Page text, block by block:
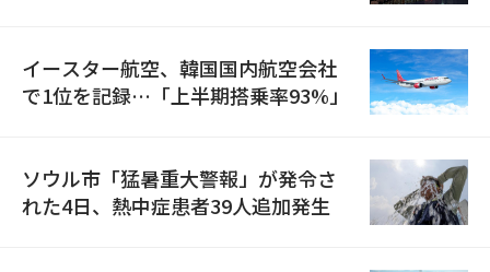
イースター航空、韓国国内航空会社
で1位を記録…「上半期搭乗率93%」
ソウル市「猛暑重大警報」が発令さ
れた4日、熱中症患者39人追加発生